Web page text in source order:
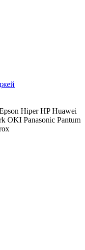
Hiper HP Huawei
OKI Panasonic Pantum